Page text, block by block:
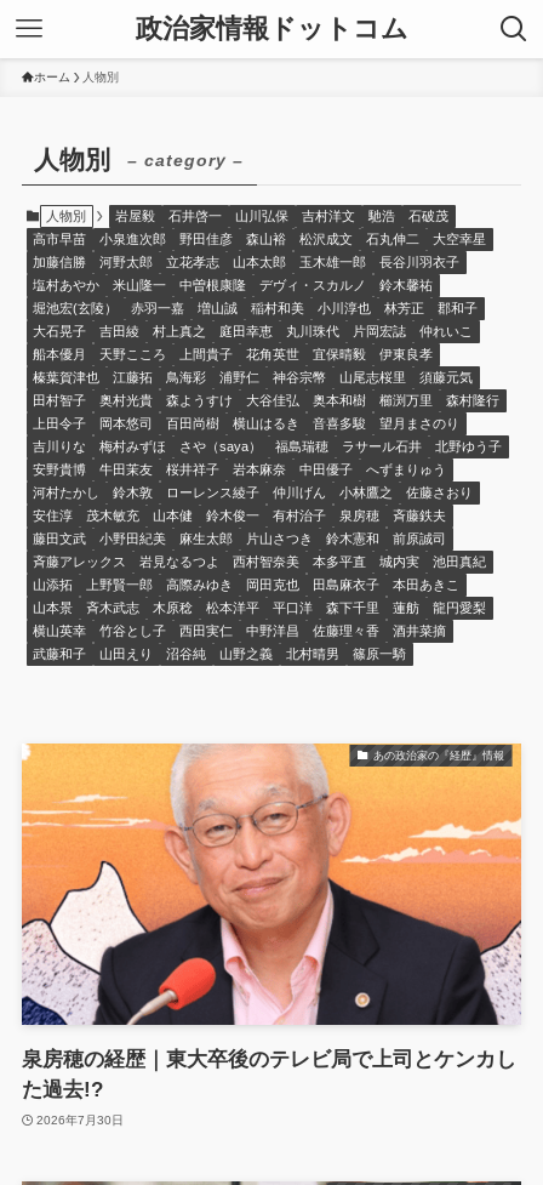
政治家情報ドットコム
ホーム 人物別
人物別 – category –
人物別 岩屋毅 石井啓一 山川弘保 吉村洋文 馳浩
石破茂
高市早苗
小泉進次郎 野田佳彦 森山裕 松沢成文 石丸伸二
大空幸星
加藤信勝
河野太郎 立花孝志 山本太郎 玉木雄一郎
長谷川羽衣子
塩村あやか
米山隆一 中曽根康隆 デヴィ・スカルノ
鈴木馨祐
堀池宏(玄陵）
赤羽一嘉 増山誠 稲村和美 小川淳也 林芳正
郡和子
大石晃子
吉田綾 村上真之 庭田幸恵 丸川珠代 片岡宏誌
仲れいこ
船本優月
天野こころ 上間貴子 花角英世 宜保晴毅
伊東良孝
榛葉賀津也
江藤拓 鳥海彩 浦野仁 神谷宗幣 山尾志桜里
須藤元気
田村智子
奥村光貴 森ようすけ 大谷佳弘 奥本和樹 櫛渕万里
森村隆行
上田令子
岡本悠司 百田尚樹 横山はるき 音喜多駿
望月まさのり
吉川りな
梅村みずほ さや（saya） 福島瑞穂 ラサール石井
北野ゆう子
安野貴博
牛田茉友 桜井祥子 岩本麻奈 中田優子
へずまりゅう
河村たかし
鈴木敦 ローレンス綾子 仲川げん 小林鷹之
佐藤さおり
安住淳
茂木敏充 山本健 鈴木俊一 有村治子 泉房穂
斉藤鉄夫
藤田文武
小野田紀美 麻生太郎 片山さつき 鈴木憲和
前原誠司
斉藤アレックス
岩見なるつよ 西村智奈美 本多平直 城内実
池田真紀
山添拓
上野賢一郎 高際みゆき 岡田克也 田島麻衣子
本田あきこ
山本景
斉木武志 木原稔 松本洋平 平口洋 森下千里 蓮舫
龍円愛梨
横山英幸
竹谷とし子 西田実仁 中野洋昌 佐藤理々香
酒井菜摘
武藤和子
山田えり 沼谷純 山野之義 北村晴男 篠原一騎
あの政治家の『経歴』情報
泉房穂の経歴｜東大卒後のテレビ局で上司とケンカし
た過去!?
2026年7月30日